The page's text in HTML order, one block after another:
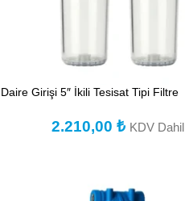
Daire Girişi 5″ İkili Tesisat Tipi Filtre
2.210,00 ₺ KDV Dahil